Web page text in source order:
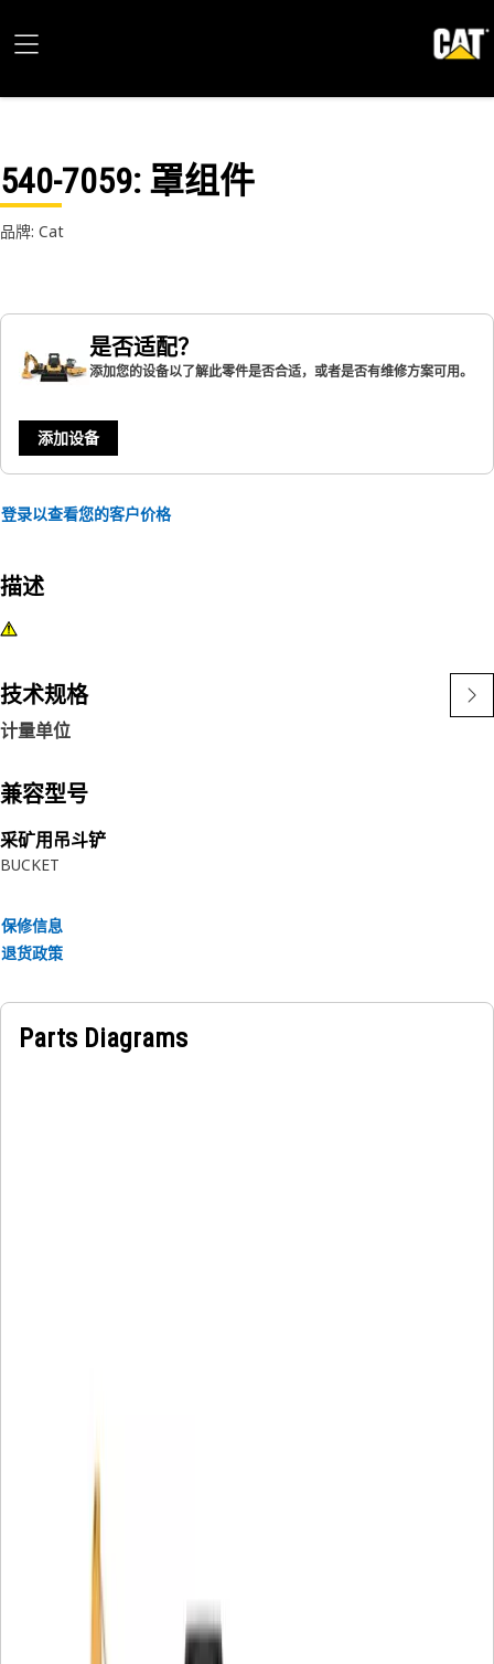
540-7059: 罩组件
品牌: Cat
是否适配？
添加您的设备以了解此零件是否合适，或者是否有维修方案可用。
添加设备
登录以查看您的客户价格
描述
技术规格
计量单位
兼容型号
采矿用吊斗铲
BUCKET
保修信息
退货政策
Parts Diagrams